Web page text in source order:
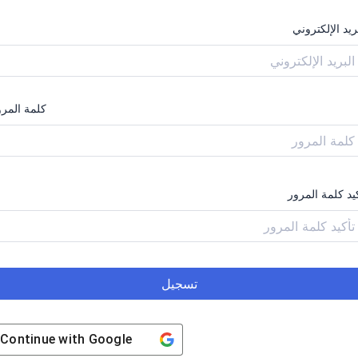
الإلكتروني
كلمة
كلمة المرور
تسجيل
Continue with Google